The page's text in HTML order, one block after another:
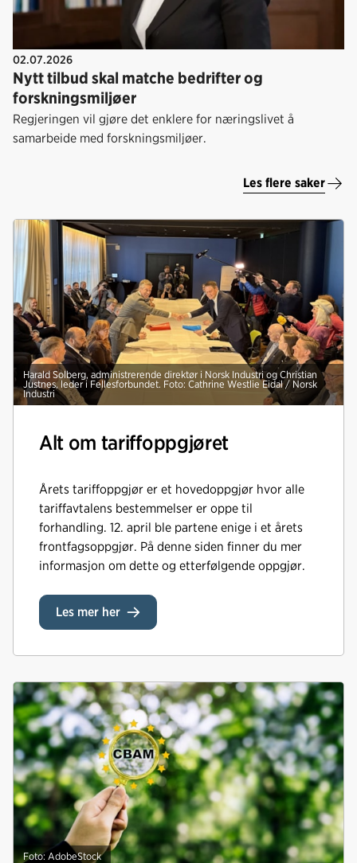
02.07.2026
Nytt tilbud skal matche bedrifter og
forskningsmiljøer
Regjeringen vil gjøre det enklere for næringslivet å
samarbeide med forskningsmiljøer.
Les flere saker
Harald Solberg, administrerende direktør i Norsk Industri og Christian
Justnes, leder i Fellesforbundet. Foto: Cathrine Westlie Eidal / Norsk
Industri
Alt om tariffoppgjøret
Årets tariffoppgjør er et hovedoppgjør hvor alle
tariffavtalens bestemmelser er oppe til
forhandling. 12. april ble partene enige i et årets
frontfagsoppgjør. På denne siden finner du mer
informasjon om dette og etterfølgende oppgjør.
Les mer her
Foto: AdobeStock